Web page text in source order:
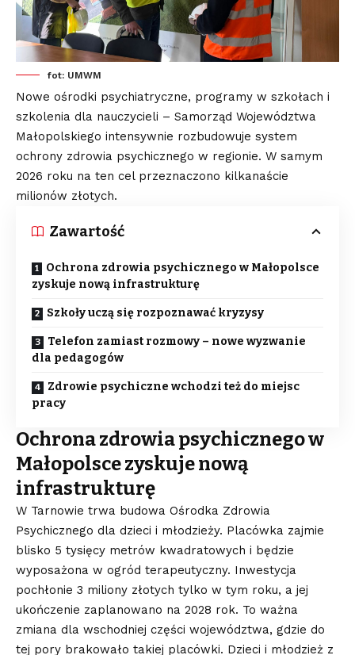
fot: UMWM
Nowe ośrodki psychiatryczne, programy w szkołach i
szkolenia dla nauczycieli – Samorząd Województwa
Małopolskiego intensywnie rozbudowuje system
ochrony zdrowia psychicznego w regionie. W samym
2026 roku na ten cel przeznaczono kilkanaście
milionów złotych.
Zawartość
Ochrona zdrowia psychicznego w Małopolsce
zyskuje nową infrastrukturę
Szkoły uczą się rozpoznawać kryzysy
Telefon zamiast rozmowy – nowe wyzwanie
dla pedagogów
Zdrowie psychiczne wchodzi też do miejsc
pracy
Ochrona zdrowia psychicznego w
Małopolsce zyskuje nową
infrastrukturę
W Tarnowie trwa budowa Ośrodka Zdrowia
Psychicznego dla dzieci i młodzieży. Placówka zajmie
blisko 5 tysięcy metrów kwadratowych i będzie
wyposażona w ogród terapeutyczny. Inwestycja
pochłonie 3 miliony złotych tylko w tym roku, a jej
ukończenie zaplanowano na 2028 rok. To ważna
zmiana dla wschodniej części województwa, gdzie do
tej pory brakowało takiej placówki. Dzieci i młodzież z